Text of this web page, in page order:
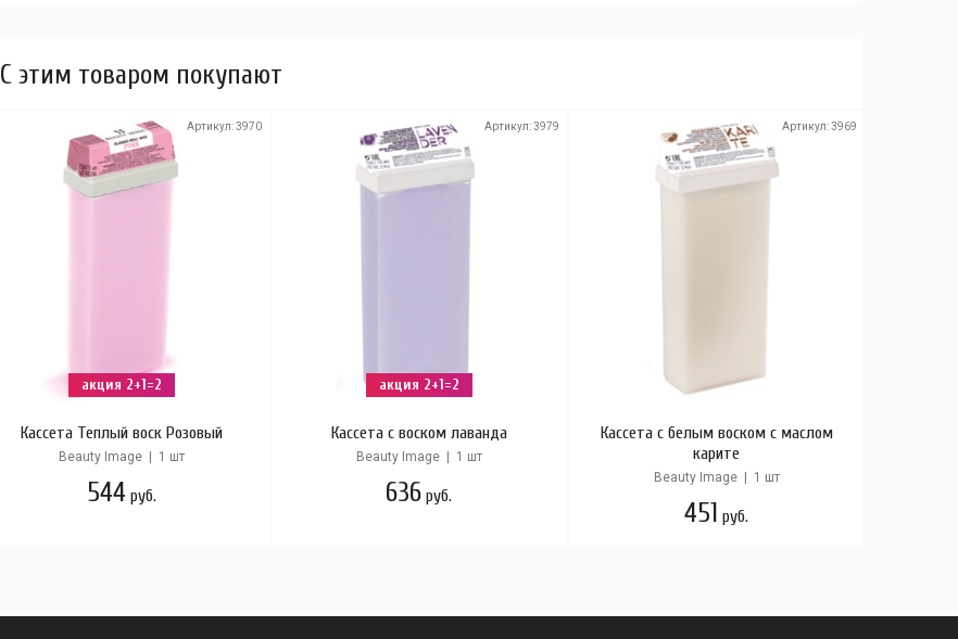
C этим товаром покупают
Артикул:3970
акция 2+1=2
Кассета Теплый воск Розовый
Beauty Image | 1 шт
544 руб.
Артикул:3979
акция 2+1=2
Кассета с воском лаванда
Beauty Image | 1 шт
636 руб.
Артикул:3969
Кассета с белым воском с маслом
карите
Beauty Image | 1 шт
451 руб.